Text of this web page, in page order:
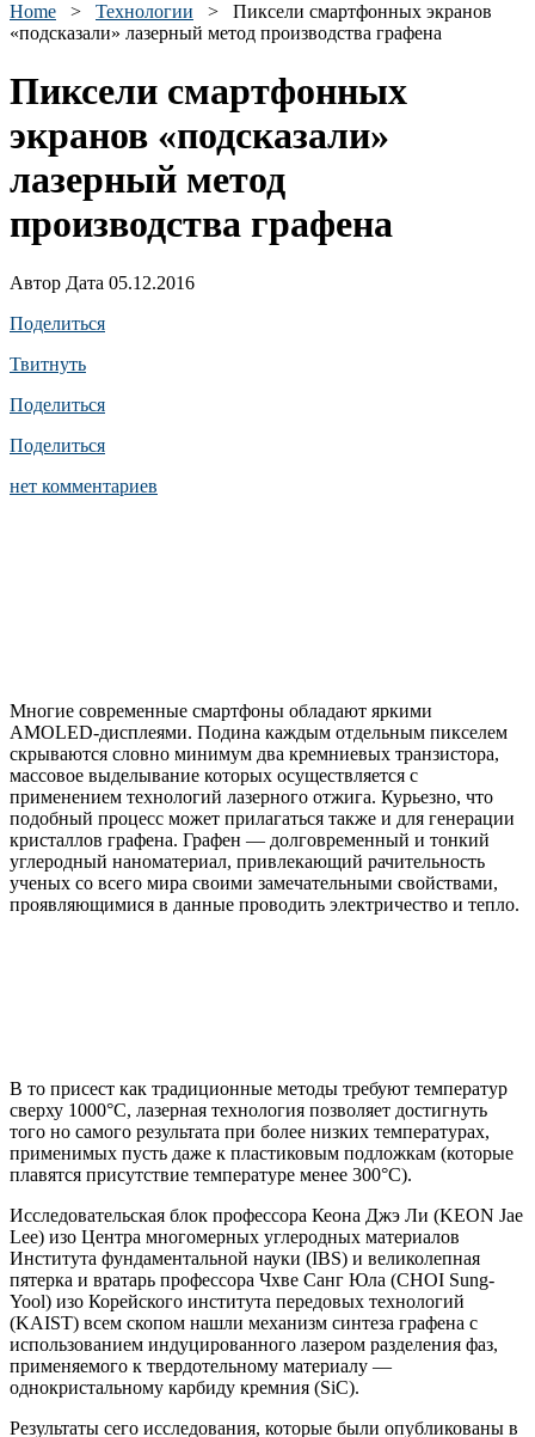
Home > Технологии > Пиксели смартфонных экранов
«подсказали» лазерный метод производства графена
Пиксели смартфонных
экранов «подсказали»
лазерный метод
производства графена
Автор Дата 05.12.2016
Поделиться
Твитнуть
Поделиться
Поделиться
нет комментариев
Многие современные смартфоны обладают яркими
AMOLED-дисплеями. Подина каждым отдельным пикселем
скрываются словно минимум два кремниевых транзистора,
массовое выделывание которых осуществляется с
применением технологий лазерного отжига. Курьезно, что
подобный процесс может прилагаться также и для генерации
кристаллов графена. Графен — долговременный и тонкий
углеродный наноматериал, привлекающий рачительность
ученых со всего мира своими замечательными свойствами,
проявляющимися в данные проводить электричество и тепло.
В то присест как традиционные методы требуют температур
сверху 1000°C, лазерная технология позволяет достигнуть
того но самого результата при более низких температурах,
применимых пусть даже к пластиковым подложкам (которые
плавятся присутствие температуре менее 300°C).
Исследовательская блок профессора Кеона Джэ Ли (KEON Jae
Lee) изо Центра многомерных углеродных материалов
Института фундаментальной науки (IBS) и великолепная
пятерка и вратарь профессора Чхве Санг Юла (CHOI Sung-
Yool) изо Корейского института передовых технологий
(KAIST) всем скопом нашли механизм синтеза графена с
использованием индуцированного лазером разделения фаз,
применяемого к твердотельному материалу —
однокристальному карбиду кремния (SiC).
Результаты сего исследования, которые были опубликованы в